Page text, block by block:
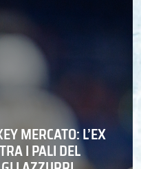
MERCATO: L’EX
I PALI DEL